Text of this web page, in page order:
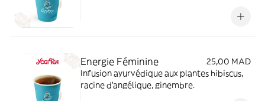
Energie Féminine
25,00 MAD
Infusion ayurvédique aux plantes hibiscus,
racine d'angélique, ginembre.